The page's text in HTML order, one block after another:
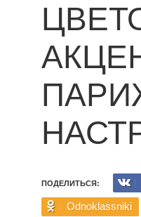
ПОДЕЛИТЬСЯ:
Odnoklassniki